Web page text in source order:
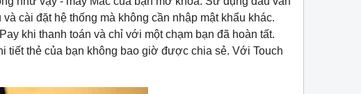
cài đặt hệ thống mà không cần nhập mật khẩu khác.
khi thanh toán và chỉ với một chạm bạn đã hoàn tất.
tiết thẻ của bạn không bao giờ được chia sẻ. Với Touch